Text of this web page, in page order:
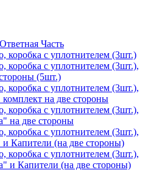
Часть
коробка с уплотнителем (3шт.)
коробка с уплотнителем (3шт.),
(5шт.)
коробка с уплотнителем (3шт.),
на две стороны
коробка с уплотнителем (3шт.),
на две стороны
коробка с уплотнителем (3шт.),
Капители (на две стороны)
коробка с уплотнителем (3шт.),
и Капители (на две стороны)